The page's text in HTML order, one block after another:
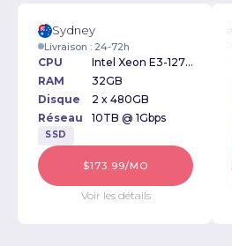
Sydney
Livraison : 24-72h
CPU
Intel Xeon E3-1270v3 3.50GHz
RAM
32GB
Disque
2 x 480GB
Réseau
10TB @ 1Gbps
SSD
$173.99/MO
Voir les détails